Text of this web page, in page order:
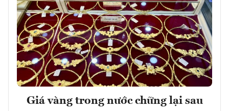
Giá vàng trong nước chững lại sau